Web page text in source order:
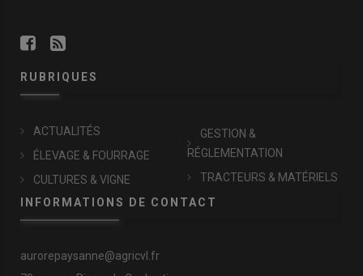
RUBRIQUES
ACTUALITÉS
ÉLEVAGE & FOURRAGE
CULTURES & VIGNE
GESTION &
RÉGLEMENTATION
TRACTEURS & MATÉRIELS
INFORMATIONS DE CONTACT
aurorepaysanne@agricvl.fr